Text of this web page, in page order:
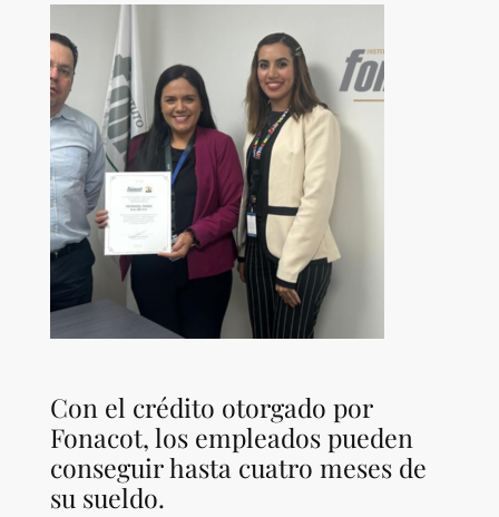
Con el crédito otorgado por
Fonacot, los empleados pueden
conseguir hasta cuatro meses de
su sueldo.